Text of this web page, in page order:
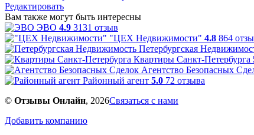
Редактировать
Вам также могут быть интересны
ЭВО 4.9 3131 отзыв
"ЦЕХ Недвижимости" 4.8 864
Петербургская
Квартиры Санкт-Петербурга
Агентство Безопасных
Районный агент 5.0 72 отзыва
© Отзывы Онлайн, 2026Связаться с нами
Добавить компанию